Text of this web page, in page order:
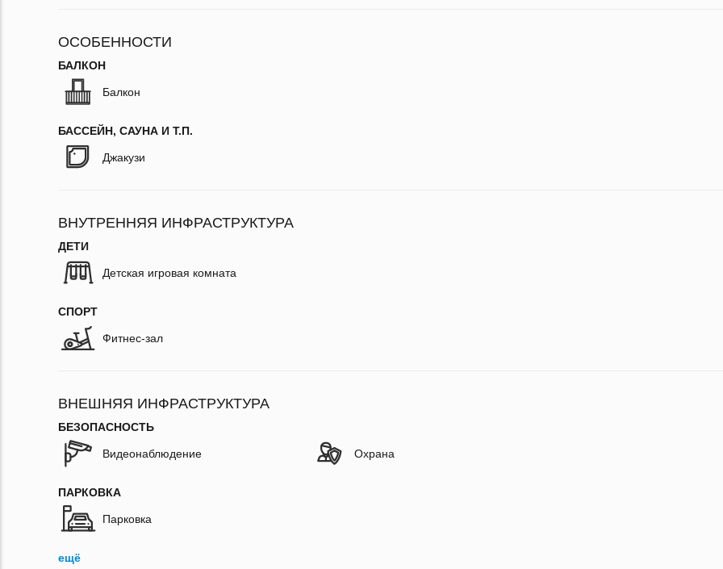
ОСОБЕННОСТИ
БАЛКОН
Балкон
БАССЕЙН, САУНА И Т.П.
Джакузи
ВНУТРЕННЯЯ ИНФРАСТРУКТУРА
ДЕТИ
Детская игровая комната
СПОРТ
Фитнес-зал
ВНЕШНЯЯ ИНФРАСТРУКТУРА
БЕЗОПАСНОСТЬ
Видеонаблюдение Охрана
ПАРКОВКА
Парковка
ещё